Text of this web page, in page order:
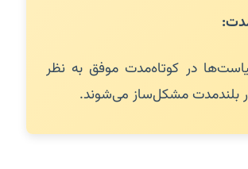
در کوتاه‌مدت موفق به نظر
بلندمدت مشکل‌ساز می‌شوند.